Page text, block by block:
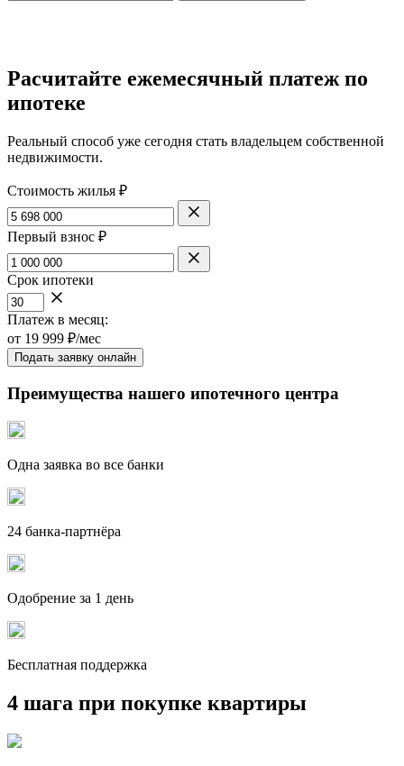
Расчитайте ежемесячный платеж по
ипотеке
Реальный способ уже сегодня стать владельцем собственной
недвижимости.
Стоимость жилья ₽
Первый взнос ₽
Срок ипотеки
Платеж в месяц:
от 19 999 ₽/мес
Подать заявку онлайн
Преимущества нашего ипотечного центра
Одна заявка во все банки
24 банка-партнёра
Одобрение за 1 день
Бесплатная поддержка
4 шага при покупке квартиры